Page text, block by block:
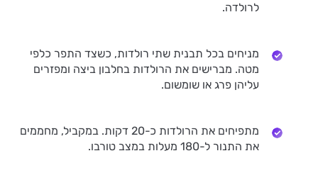
לרולדה.
מניחים בכל תבנית שתי רולדות, כשצד התפר כלפי
מטה. מברישים את הרולדות בחלבון ביצה ומפזרים
עליהן פרג או שומשום.
מתפיחים את הרולדות כ-20 דקות. במקביל, מחממים
את התנור ל-180 מעלות במצב טורבו.